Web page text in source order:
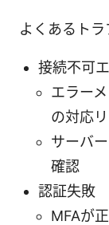
よくあるト
接続不可
エラー
の対応
サーバ
確認
認証失敗
MFAが